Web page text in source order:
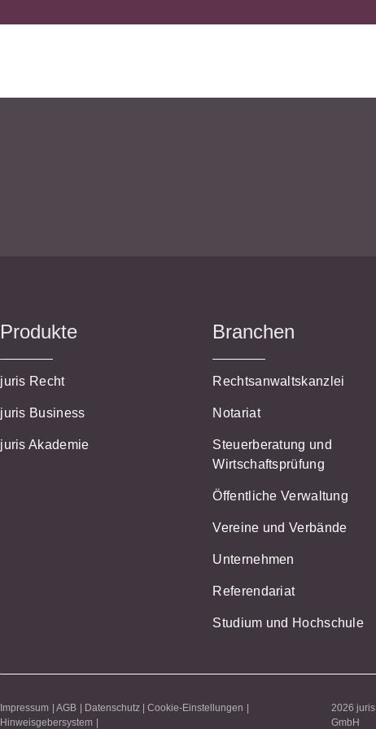
IT-und Medienrecht
Produkte
juris Recht
juris Business
juris Akademie
Branchen
Rechtsanwaltskanzlei
Notariat
Steuerberatung und
Wirtschaftsprüfung
Öffentliche Verwaltung
Vereine und Verbände
Unternehmen
Referendariat
Studium und Hochschule
Impressum AGB Datenschutz
Cookie-Einstellungen
Hinweisgebersystem
2026 juris
GmbH